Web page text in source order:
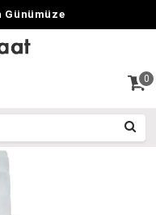
Günümüze
0